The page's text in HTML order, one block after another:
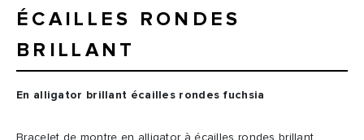
ÉCAILLES RONDES
BRILLANT
En alligator brillant écailles rondes fuchsia